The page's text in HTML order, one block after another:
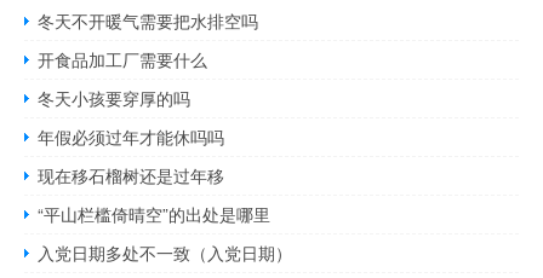
冬天不开暖气需要把水排空吗
开食品加工厂需要什么
冬天小孩要穿厚的吗
年假必须过年才能休吗吗
现在移石榴树还是过年移
“平山栏槛倚晴空”的出处是哪里
入党日期多处不一致（入党日期）